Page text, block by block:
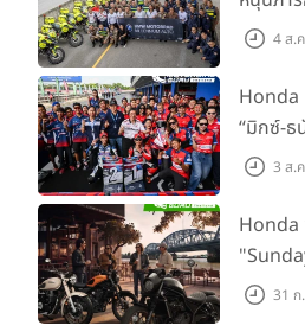
BMW
พร้อม ย
เสริมศัก
4 ส.
Honda
“มิกซ์-ธ
SS600
สนาม 2
3 ส.
Honda
Soul"31 ก